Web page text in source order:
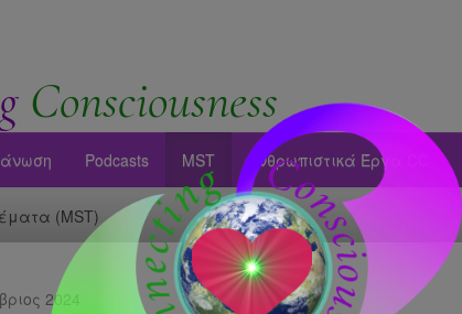
Consciousness
Podcasts MST Ανθρωπιστικά Έργα CC
(MST)
2024